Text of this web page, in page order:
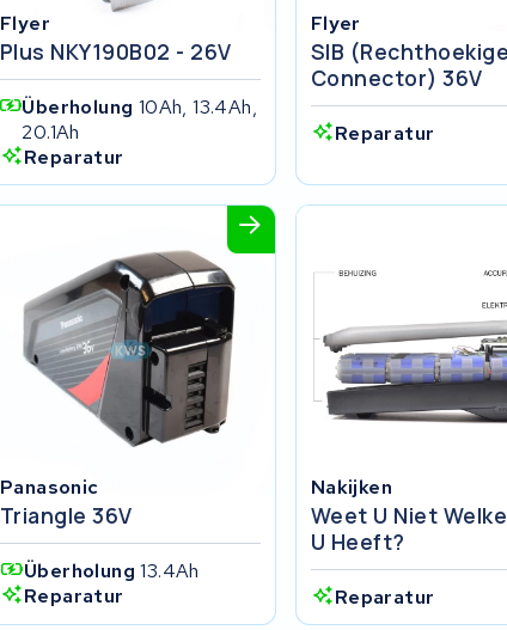
Flyer
Plus NKY190B02 - 26V
Überholung 10Ah, 13.4Ah,
20.1Ah
Reparatur
Flyer
SIB (rechthoekige
Connector) 36V
Reparatur
Panasonic
Triangle 36V
Überholung13.4Ah
Reparatur
Nakijken
Weet U Niet
U Heeft?
Reparatur